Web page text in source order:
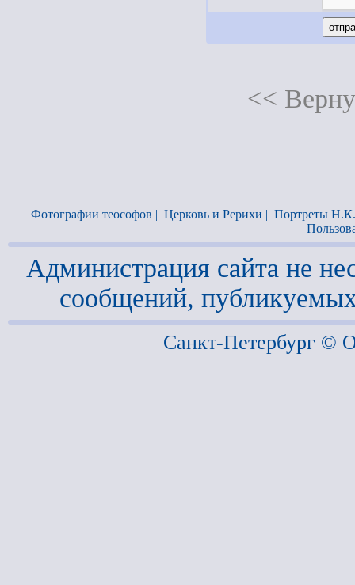
<<
Фотографии теософов | Церковь и Рерихи | Портреты
Администрация сайта не
сообщений,
Санкт-Петербург